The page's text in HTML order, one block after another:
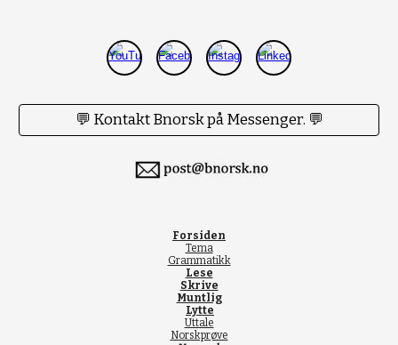
💬 Kontakt Bnorsk på Messenger. 💬
Forsiden
Tema
Grammatikk
Lese
Skrive
Muntlig
Lytte
Uttale
Norskprøve